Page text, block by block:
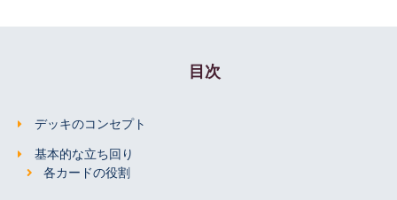
目次
デッキのコンセプト
基本的な立ち回り
各カードの役割